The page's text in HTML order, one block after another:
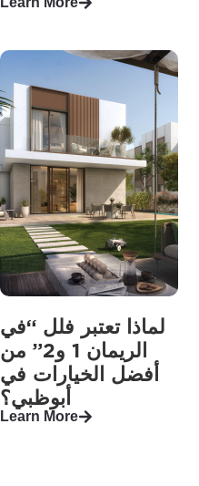
لماذا تعتبر فلل “في
الريمان 1 و2” من
أفضل الخيارات في
أبوظبي؟
Learn More